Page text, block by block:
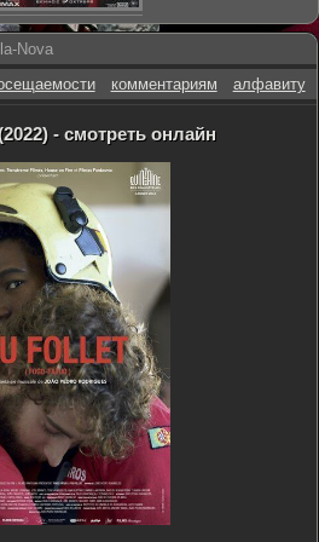
Nova
комментариям алфавиту
- смотреть онлайн